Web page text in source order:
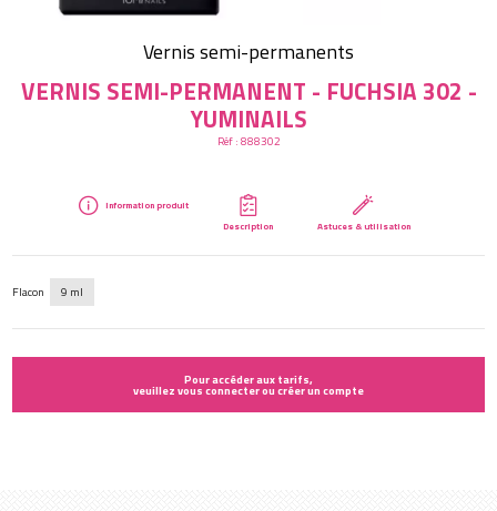
Vernis semi-permanents
VERNIS SEMI-PERMANENT - FUCHSIA 302 -
YUMINAILS
Réf :888302
Information produit
Description
Astuces & utilisation
Flacon 9 ml
Pour accéder aux tarifs,
veuillez vous connecter ou créer un compte